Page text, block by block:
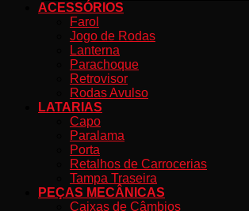
ACESSÓRIOS
Farol
Jogo de Rodas
Lanterna
Parachoque
Retrovisor
Rodas Avulso
LATARIAS
Capo
Paralama
Porta
Retalhos de Carrocerias
Tampa Traseira
PEÇAS MECÂNICAS
Caixas de Câmbios